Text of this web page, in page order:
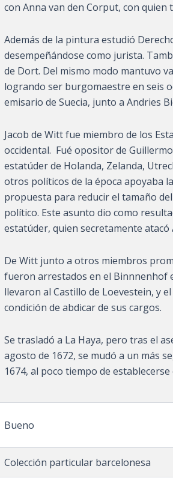
con Anna van den Corput, con quien
Además de la pintura estudió
desempeñándose como jurista.
de Dort. Del mismo modo mantuvo
logrando ser burgomaestre en seis
emisario de Suecia, junto a Andries
Jacob de Witt fue miembro de los
occidental. Fué opositor de
estatúder de Holanda, Zelanda,
otros políticos de la época apoyaba
propuesta para reducir el tamaño
político. Este asunto dio como
estatúder, quien secretamente atacó
De Witt junto a otros miembros
fueron arrestados en el Binnnenhof
llevaron al Castillo de Loevestein, y
condición de abdicar de sus cargos.
Se trasladó a La Haya, pero tras el
agosto de 1672, se mudó a un más
1674, al poco tiempo de
Bueno
Colección particular barcelonesa